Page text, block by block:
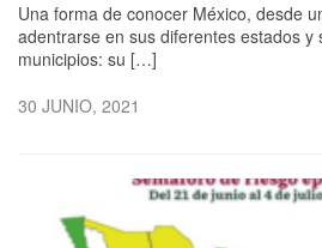
Una forma de conocer México, desde
adentrarse en sus diferentes estados y
municipios: su […]
30 JUNIO, 2021